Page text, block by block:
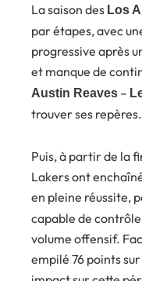
La saison des Los
par étapes, avec
progressive après
et manque de
Austin Reaves –
trouver ses repères.
Puis, à partir de la
Lakers ont
en pleine réussite,
capable de
volume offensif.
empilé 76 points